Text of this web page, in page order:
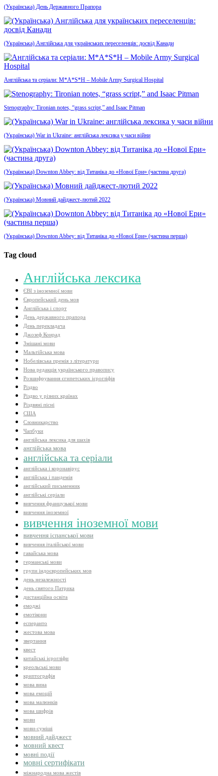
(Українська) День Державного Прапора
(Українська) Англійська для українських переселенців: досвід Канади
Англійська та серіали: M*A*S*H – Mobile Army Surgical Hospital
Stenography: Tironian notes, “grass script,” and Isaac Pitman
(Українська) War in Ukraine: англійська лексика у часи війни
(Українська) Downton Abbey: від Титаніка до «Нової Ери» (частина друга)
(Українська) Мовний дайджест-лютий 2022
(Українська) Downton Abbey: від Титаніка до «Нової Ери» (частина перша)
Tag cloud
Aнглійська лексика
ЄВІ з іноземної мови
Європейський день мов
Англійська і спорт
День державного прапора
День перекладача
Джозеф Конрад
Змішані мови
Мальтійська мова
Нобелівська премія з літератури
Нова редакція українського правопису
Розшифрування єгипетських ієрогліфів
Різдво
Різдво у різних країнах
Різдвяні пісні
США
Словникарство
Чапбуки
англійська лексика для шахів
англійська мова
англійська та серіали
англійська і коронавірус
англійська і пандемія
англійський письменник
англійські серіали
вивчення французької мови
вивчення іноземної
вивчення іноземної мови
вивчення іспанської мови
вивчення італійської мови
гавайська мова
германські мови
групи індоєвропейських мов
день незалежності
день святого Патрика
дистанційна освіта
емоджі
емотікони
есперанто
жестова мова
звертання
квест
китайські ієрогліфи
креольські мови
криптографія
мова вина
мова емоцій
мова малюнків
мова шифрів
мови
мови-суміші
мовний дайджест
мовний квест
мовні події
мовні сертифікати
міжнародна мова жестів